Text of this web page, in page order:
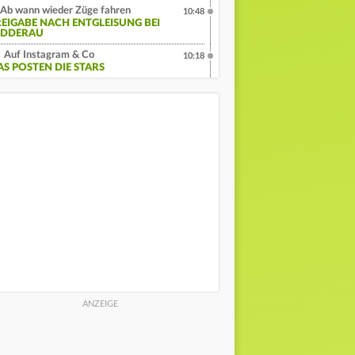
Ab wann wieder Züge fahren
NACH ENTGLEISUNG BEI
10:48
Auf Instagram & Co
POSTEN DIE STARS
10:18